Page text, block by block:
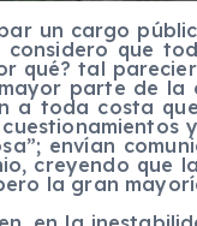
un cargo
que
qué? tal
parte de
a toda costa
envían
creyendo que
la gran